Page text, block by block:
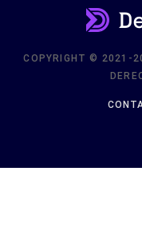
COPYRIGHT © 2021-